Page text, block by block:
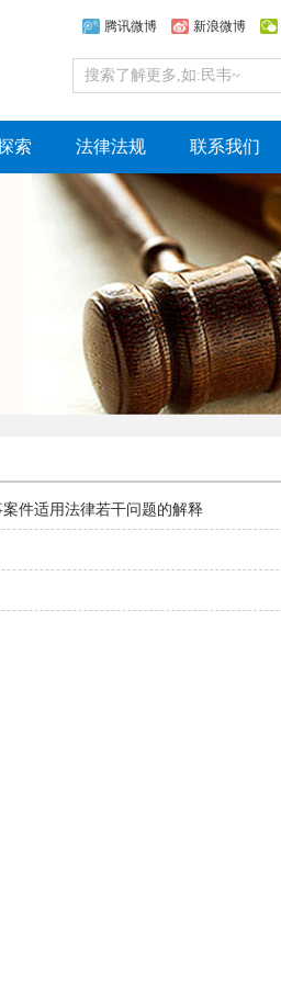
腾讯微博 新浪微博
索 法律法规 联系我们
件适用法律若干问题的解释